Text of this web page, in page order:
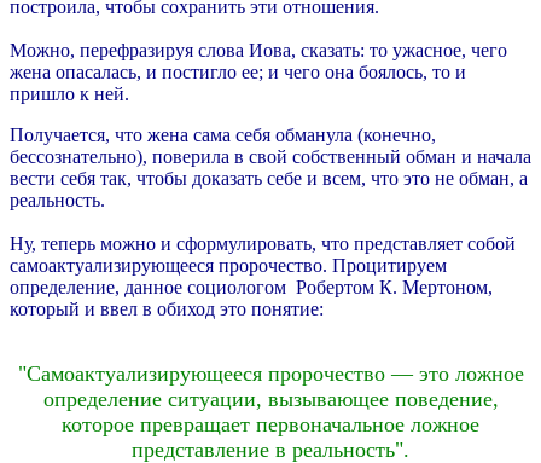
построила, чтобы сохранить эти отношения.
Можно, перефразируя слова Иова, сказать: то ужасное, чего
жена опасалась, и постигло ее; и чего она боялось, то и
пришло к ней.
Получается, что жена сама себя обманула (конечно,
бессознательно), поверила в свой собственный обман и начала
вести себя так, чтобы доказать себе и всем, что это не обман, а
реальность.
Ну, теперь можно и сформулировать, что представляет собой
самоактуализирующееся пророчество. Процитируем
определение, данное социологом Робертом К. Мертоном,
который и ввел в обиход это понятие:
"Самоактуализирующееся пророчество — это ложное
определение ситуации, вызывающее поведение,
которое превращает первоначальное ложное
представление в реальность".